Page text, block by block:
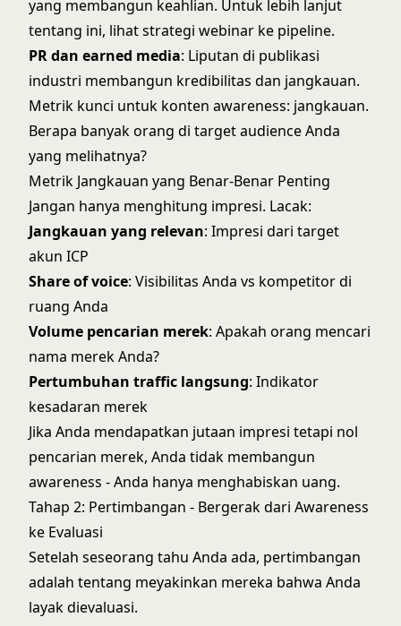
yang membangun keahlian. Untuk lebih lanjut
tentang ini, lihatstrategi webinar ke pipeline.
PR dan earned media: Liputan di publikasi
industri membangun kredibilitas dan jangkauan.
Metrik kunci untuk konten awareness: jangkauan.
Berapa banyak orang di target audience Anda
yang melihatnya?
Metrik Jangkauan yang Benar-Benar Penting
Jangan hanya menghitung impresi. Lacak:
Jangkauan yang relevan: Impresi dari target
akun ICP
Share of voice: Visibilitas Anda vs kompetitor di
ruang Anda
Volume pencarian merek: Apakah orang mencari
nama merek Anda?
Pertumbuhan traffic langsung: Indikator
kesadaran merek
Jika Anda mendapatkan jutaan impresi tetapi nol
pencarian merek, Anda tidak membangun
awareness - Anda hanya menghabiskan uang.
Tahap 2: Pertimbangan - Bergerak dari Awareness
ke Evaluasi
Setelah seseorang tahu Anda ada, pertimbangan
adalah tentang meyakinkan mereka bahwa Anda
layak dievaluasi.